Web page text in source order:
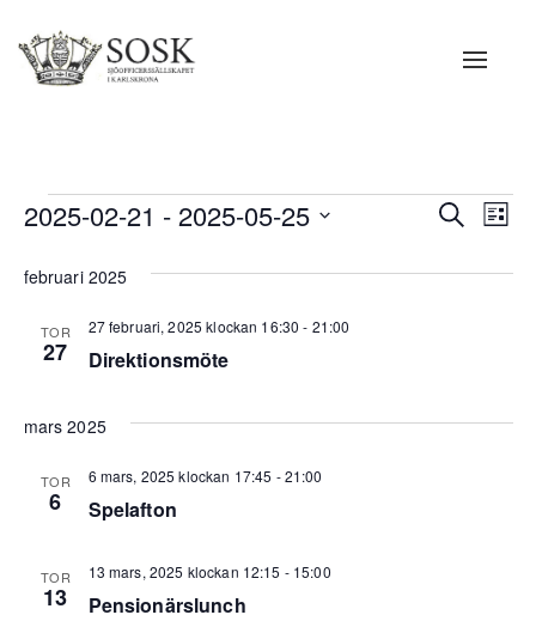
Evenemang Sök
Lista
2025-02-21 - 2025-05-25
datum.
februari 2025
TOR
27 Direktionsmöte
27 februari, 2025 klockan 16:30 - 21:00
mars 2025
TOR
6 Spelafton
6 mars, 2025 klockan 17:45 -21:00
TOR
13 Pensionärslunch
13 mars, 2025 klockan 12:15 - 15:00